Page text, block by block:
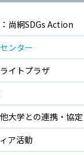
尚絅SDGs Action
ンター
イトプラザ
大学との連携・協定
ア活動